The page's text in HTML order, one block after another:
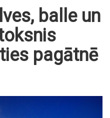
balle un
pagātnē